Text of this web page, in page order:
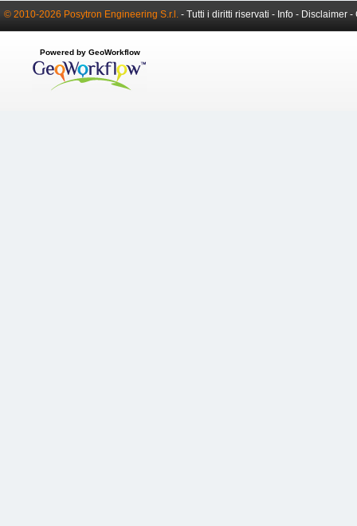
© 2010-2026 Posytron Engineering S.r.l. - Tutti i diritti riservati - Info - Disclaimer -
Powered by GeoWorkflow